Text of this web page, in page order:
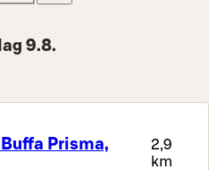
9.8.
Buffa Prisma,
2,9
km